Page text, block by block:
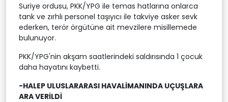
Suriye ordusu, PKK/YPG ile temas hatlarına onlarca
tank ve zırhlı personel taşıyıcı ile takviye asker sevk
ederken, terör örgütüne ait mevzilere misillemede
bulunuyor.
PKK/YPG'nin akşam saatlerindeki saldırısında 1 çocuk
daha hayatını kaybetti.
-HALEP ULUSLARARASI HAVALİMANINDA UÇUŞLARA
ARA VERİLDİ